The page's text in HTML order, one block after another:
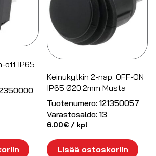
off IP65
Keinukytkin 2-nap. OFF-ON
IP65 Ø20.2mm Musta
Tuotenumero: 121350057
Varastosaldo: 13
6.00€ / kpl
Lisää ostoskoriin